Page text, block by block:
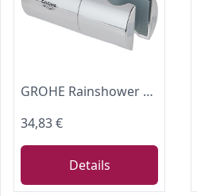
GROHE Rainshower Handbrausehalter (verstellbar, langlebig), chrom, 27055000
34,83 €
Details